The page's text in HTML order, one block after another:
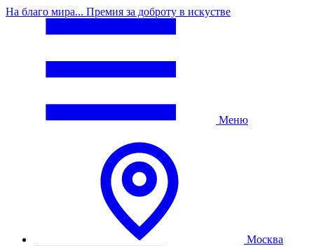
На благо мира... Премия за доброту в искустве
Меню
Москва